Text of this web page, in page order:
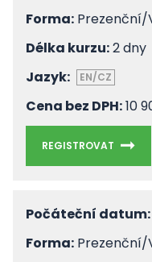
Forma: Prezenční/
Délka kurzu:2 dny
Jazyk:
EN/CZ
Cena bez DPH:10
REGISTROVAT
Počáteční datum:
Forma: Prezenční/